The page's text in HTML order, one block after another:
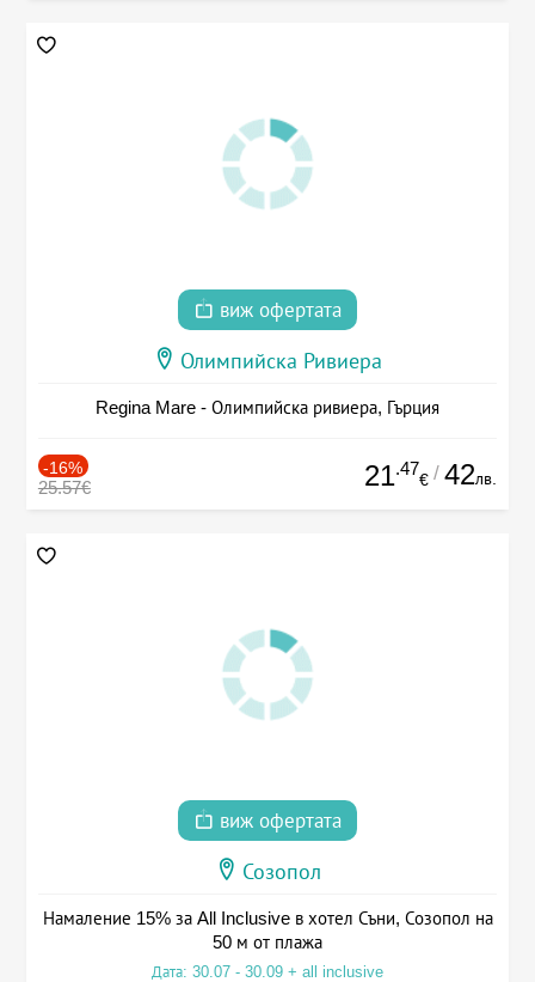
виж офертата
Олимпийска Ривиера
Regina Mare - Олимпийска ривиера, Гърция
-16%
25.57€ 21.47
€ / 42лв.
виж офертата
Созопол
Намаление 15% за All Inclusive в хотел Съни, Созопол на
50 м от плажа
Дата: 30.07 - 30.09 + all inclusive